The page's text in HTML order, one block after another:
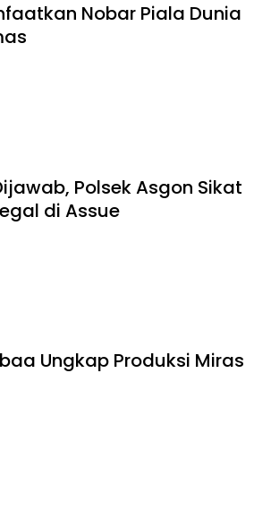
Nobar Piala Dunia
Polsek Asgon Sikat
di Assue
Ungkap Produksi Miras